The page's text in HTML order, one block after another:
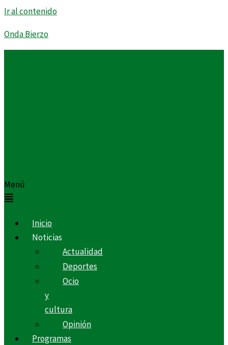
Ir al contenido
Onda Bierzo
Menú
Inicio
Noticias
Actualidad
Deportes
Ocio
y
cultura
Opinión
Programas